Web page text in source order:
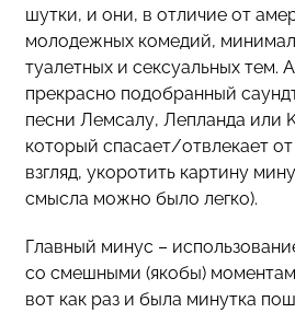
шутки, и они, в отличие от
молодежных комедий,
туалетных и сексуальных тем.
прекрасно подобранный
песни Лемсалу, Лепланда или
который спасает/отвлекает
взгляд, укоротить картину
смысла можно было легко).
Главный минус –
со смешными (якобы)
вот как раз и была минутка